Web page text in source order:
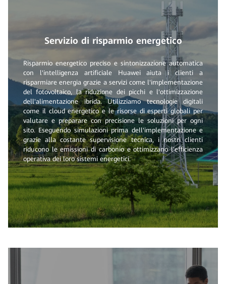
Servizio di risparmio energetico
Risparmio energetico preciso e sintonizzazione automatica
con l'intelligenza artificiale Huawei aiuta i clienti a
risparmiare energia grazie a servizi come l'implementazione
del fotovoltaico, la riduzione dei picchi e l'ottimizzazione
dell'alimentazione ibrida. Utilizziamo tecnologie digitali
come il cloud energetico e le risorse di esperti globali per
valutare e preparare con precisione le soluzioni per ogni
sito. Eseguendo simulazioni prima dell'implementazione e
grazie alla costante supervisione tecnica, i nostri clienti
riducono le emissioni di carbonio e ottimizzano l'efficienza
operativa dei loro sistemi energetici.